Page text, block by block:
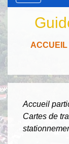
ACCUEIL
Accueil
Cartes de